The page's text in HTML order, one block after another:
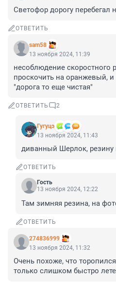
Светофор дорогу перебегал
ОТВЕТИТЬ
sam58
13 ноября 2024, 11:39
несоблюдение скоростного
проскочить на оранжевый, и
"дорога то еще чистая"
ОТВЕТИТЬ 2
Гугуцэ
13 ноября 2024, 11:43
диванный Шерлок, резину
ОТВЕТИТЬ
Гость
13 ноября 2024, 12:22
Там зимняя резина, на
ОТВЕТИТЬ
274836999
13 ноября 2024, 11:32
Очень похоже, что
только слишком быстро